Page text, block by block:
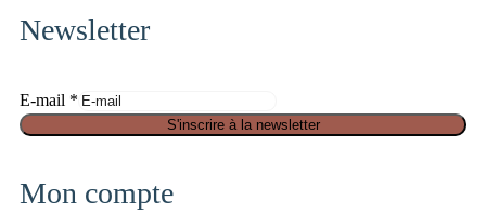
Newsletter
S
é
r
E-mail *
S'inscrire à la newsletter
Mon compte